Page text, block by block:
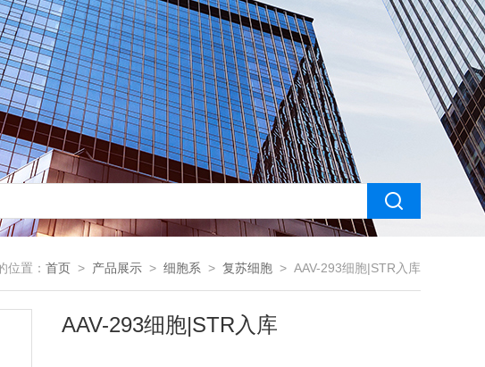
位置： 首页 > 产品展示 > 细胞系 > 复苏细胞 > AAV-293细胞|STR入库
AAV-293细胞|STR入库